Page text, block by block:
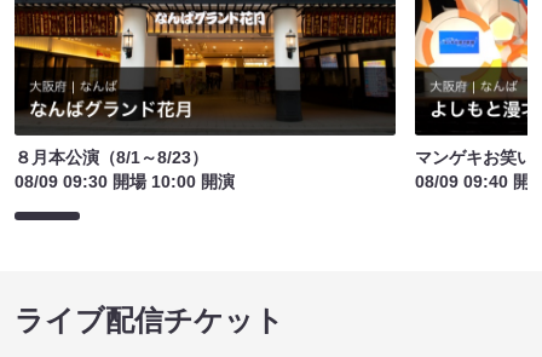
８月本公演（8/1～8/23）
08/09 09:30 開場 10:00 開演
マンゲキお笑い
08/09 09:40 開
ライブ配信チケット